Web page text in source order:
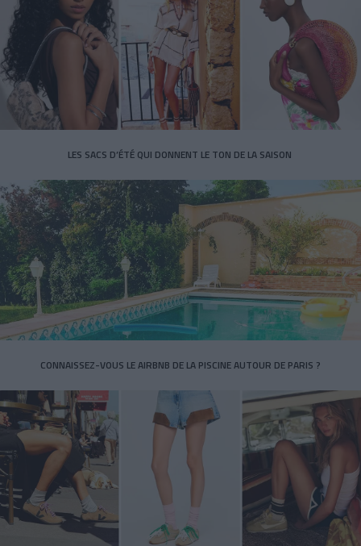
LES SACS D’ÉTÉ QUI DONNENT LE TON DE LA SAISON
CONNAISSEZ-VOUS LE AIRBNB DE LA PISCINE AUTOUR DE PARIS ?